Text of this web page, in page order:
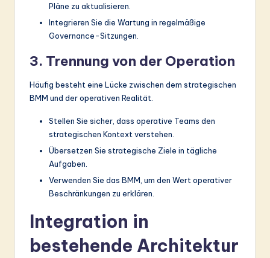
Pläne zu aktualisieren.
Integrieren Sie die Wartung in regelmäßige
Governance-Sitzungen.
3. Trennung von der Operation
Häufig besteht eine Lücke zwischen dem strategischen
BMM und der operativen Realität.
Stellen Sie sicher, dass operative Teams den
strategischen Kontext verstehen.
Übersetzen Sie strategische Ziele in tägliche
Aufgaben.
Verwenden Sie das BMM, um den Wert operativer
Beschränkungen zu erklären.
Integration in
bestehende Architektur